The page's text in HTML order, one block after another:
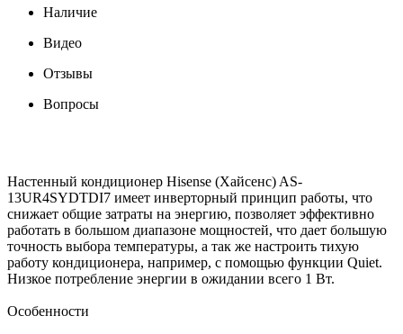
Наличие
Видео
Отзывы
Вопросы
Настенный кондиционер Hisense (Хайсенс) AS-
13UR4SYDTDI7 имеет инверторный принцип работы, что
снижает общие затраты на энергию, позволяет эффективно
работать в большом диапазоне мощностей, что дает большую
точность выбора температуры, а так же настроить тихую
работу кондиционера, например, с помощью функции Quiet.
Низкое потребление энергии в ожидании всего 1 Вт.
Особенности